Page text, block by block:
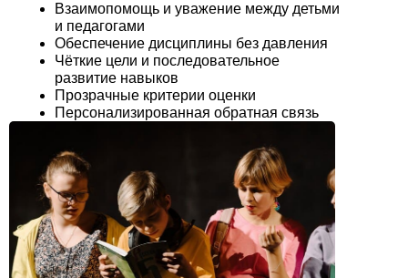
Взаимопомощь и уважение между детьми
и педагогами
Обеспечение дисциплины без давления
Чёткие цели и последовательное
развитие навыков
Прозрачные критерии оценки
Персонализированная обратная связь